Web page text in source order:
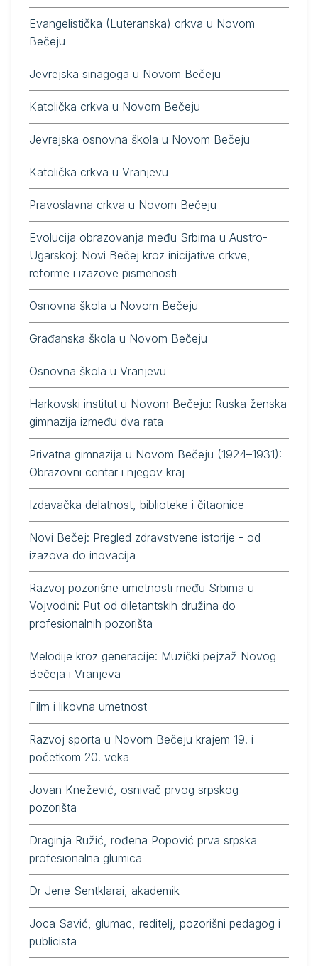
Evangelistička (Luteranska) crkva u Novom
Bečeju
Jevrejska sinagoga u Novom Bečeju
Katolička crkva u Novom Bečeju
Jevrejska osnovna škola u Novom Bečeju
Katolička crkva u Vranjevu
Pravoslavna crkva u Novom Bečeju
Evolucija obrazovanja među Srbima u Austro-
Ugarskoj: Novi Bečej kroz inicijative crkve,
reforme i izazove pismenosti
Osnovna škola u Novom Bečeju
Građanska škola u Novom Bečeju
Osnovna škola u Vranjevu
Harkovski institut u Novom Bečeju: Ruska ženska
gimnazija između dva rata
Privatna gimnazija u Novom Bečeju (1924–1931):
Obrazovni centar i njegov kraj
Izdavačka delatnost, biblioteke i čitaonice
Novi Bečej: Pregled zdravstvene istorije - od
izazova do inovacija
Razvoj pozorišne umetnosti među Srbima u
Vojvodini: Put od diletantskih družina do
profesionalnih pozorišta
Melodije kroz generacije: Muzički pejzaž Novog
Bečeja i Vranjeva
Film i likovna umetnost
Razvoj sporta u Novom Bečeju krajem 19. i
početkom 20. veka
Jovan Knežević, osnivač prvog srpskog
pozorišta
Draginja Ružić, rođena Popović prva srpska
profesionalna glumica
Dr Jene Sentklarai, akademik
Joca Savić, glumac, reditelj, pozorišni pedagog i
publicista